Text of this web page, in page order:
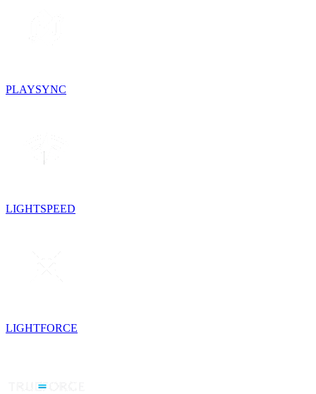
PLAYSYNC
LIGHTSPEED
LIGHTFORCE